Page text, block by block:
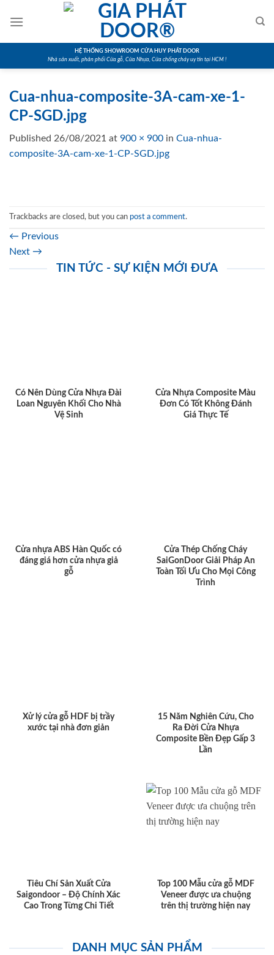
HỆ THỐNG SHOWROOM CỬA HUY PHÁT DOOR
Nhà sản xuất, phân phối Cửa gỗ, Cửa Nhựa, Cửa chống cháy uy tín tại HCM !
Cua-nhua-composite-3A-cam-xe-1-
CP-SGD.jpg
Published 26/08/2021 at 900 × 900 in Cua-nhua-
composite-3A-cam-xe-1-CP-SGD.jpg
Trackbacks are closed, but you can post a comment.
← Previous
Next →
TIN TỨC - SỰ KIỆN MỚI ĐƯA
Có Nên Dùng Cửa Nhựa Đài
Loan Nguyên Khối Cho Nhà
Vệ Sinh
Cửa Nhựa Composite Màu
Đơn Có Tốt Không Đánh
Giá Thực Tế
Cửa nhựa ABS Hàn Quốc có
đáng giá hơn cửa nhựa giả
gỗ
Cửa Thép Chống Cháy
SaiGonDoor Giải Pháp An
Toàn Tối Ưu Cho Mọi Công
Trình
Xử lý cửa gỗ HDF bị trầy
xước tại nhà đơn giản
15 Năm Nghiên Cứu, Cho
Ra Đời Cửa Nhựa
Composite Bền Đẹp Gấp 3
Lần
Tiêu Chí Sản Xuất Cửa
Saigondoor – Độ Chính Xác
Cao Trong Từng Chi Tiết
Top 100 Mẫu cửa gỗ MDF
Veneer được ưa chuộng
trên thị trường hiện nay
DANH MỤC SẢN PHẨM